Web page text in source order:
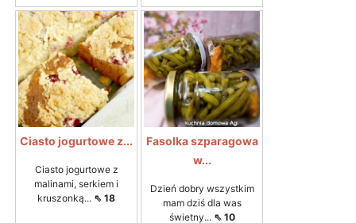
Ciasto jogurtowe z...
Ciasto jogurtowe z
malinami, serkiem i
kruszonką... ⇖ 18
Fasolka szparagowa
w...
Dzień dobry wszystkim
mam dziś dla was
świetny... ⇖ 10